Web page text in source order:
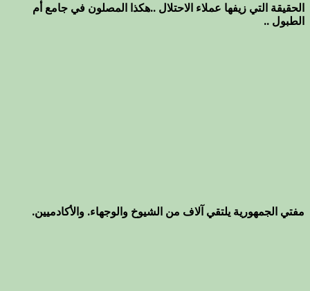
الحقيقة التي زيفها عملاء الاحتلال ..هكذا المصلون في جامع أم
الطبول ..
مفتي الجمهورية يلتقي آلاف من الشيوخ والوجهاء. والأكادميين.